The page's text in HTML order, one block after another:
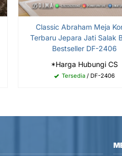
Classic Abraham Meja
Terbaru Jepara Jati Salak
Bestseller DF-2406
*Harga Hubungi CS
Tersedia / DF-2406